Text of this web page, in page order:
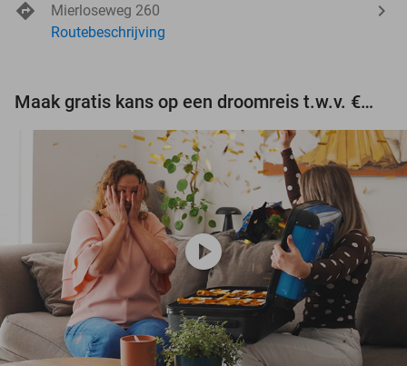
Mierloseweg 260
Routebeschrijving
Maak gratis kans op een droomreis t.w.v. €3.000!
play_circle